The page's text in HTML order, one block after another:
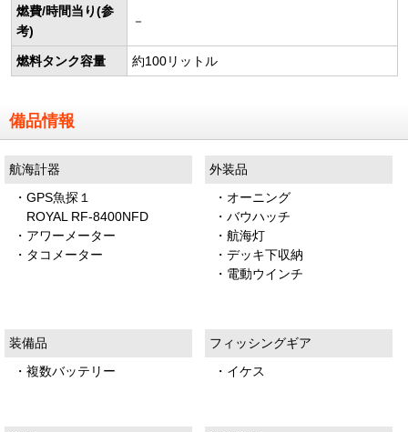
燃費/時間当り(参
考)
－
燃料タンク容量 約100リットル
備品情報
航海計器
・GPS魚探１
ROYAL RF-8400NFD
・アワーメーター
・タコメーター
外装品
・オーニング
・バウハッチ
・航海灯
・デッキ下収納
・電動ウインチ
装備品
・複数バッテリー
フィッシングギア
・イケス